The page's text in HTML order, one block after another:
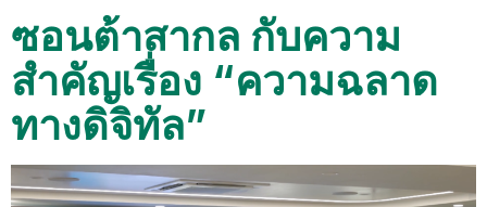
ซอนต้าสากล กับความ
สำคัญเรื่อง “ความฉลาด
ทางดิจิทัล”